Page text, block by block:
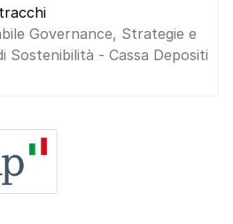
Governance, Strategie e
Sostenibilità - Cassa Depositi